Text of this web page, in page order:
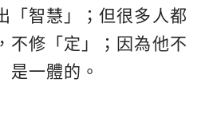
「智慧」；但很多人都
不修「定」；因為他不
是一體的。